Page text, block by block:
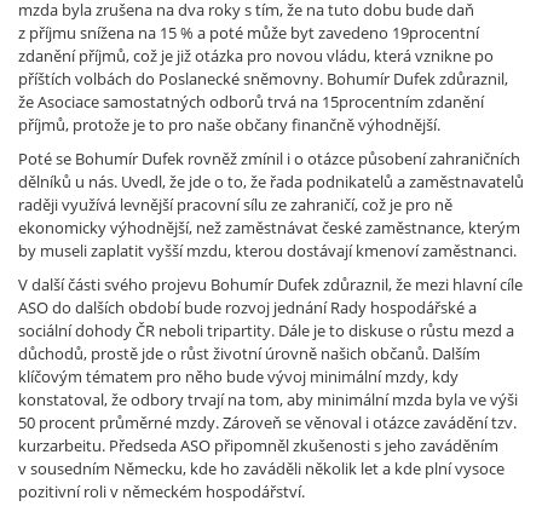
mzda byla zrušena na dva roky s tím, že na tuto dobu bude daň
z příjmu snížena na 15 % a poté může byt zavedeno 19procentní
zdanění příjmů, což je již otázka pro novou vládu, která vznikne po
příštích volbách do Poslanecké sněmovny. Bohumír Dufek zdůraznil,
že Asociace samostatných odborů trvá na 15procentním zdanění
příjmů, protože je to pro naše občany finančně výhodnější.
Poté se Bohumír Dufek rovněž zmínil i o otázce působení zahraničních
dělníků u nás. Uvedl, že jde o to, že řada podnikatelů a zaměstnavatelů
raději využívá levnější pracovní sílu ze zahraničí, což je pro ně
ekonomicky výhodnější, než zaměstnávat české zaměstnance, kterým
by museli zaplatit vyšší mzdu, kterou dostávají kmenoví zaměstnanci.
V další části svého projevu Bohumír Dufek zdůraznil, že mezi hlavní cíle
ASO do dalších období bude rozvoj jednání Rady hospodářské a
sociální dohody ČR neboli tripartity. Dále je to diskuse o růstu mezd a
důchodů, prostě jde o růst životní úrovně našich občanů. Dalším
klíčovým tématem pro něho bude vývoj minimální mzdy, kdy
konstatoval, že odbory trvají na tom, aby minimální mzda byla ve výši
50 procent průměrné mzdy. Zároveň se věnoval i otázce zavádění tzv.
kurzarbeitu. Předseda ASO připomněl zkušenosti s jeho zaváděním
v sousedním Německu, kde ho zaváděli několik let a kde plní vysoce
pozitivní roli v německém hospodářství.